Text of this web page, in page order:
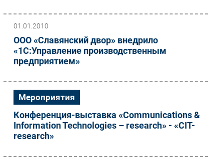
Маркетинг
Торговые сети
Оборудование
ПО
Кадры
Регулирование
Финансы
Web
01.01.2010
ООО «Славянский двор» внедрило
«1С:Управление производственным
предприятием»
Мероприятия
Конференция-выставка «Communications &
Information Technologies – research» - «СIT-
research»